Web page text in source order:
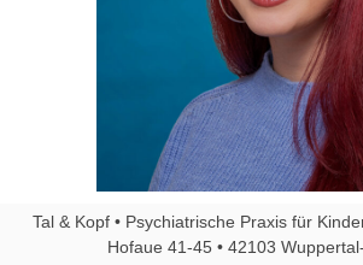
Tal & Kopf • Psychiatrische Praxis für
Hofaue 41-45 • 42103